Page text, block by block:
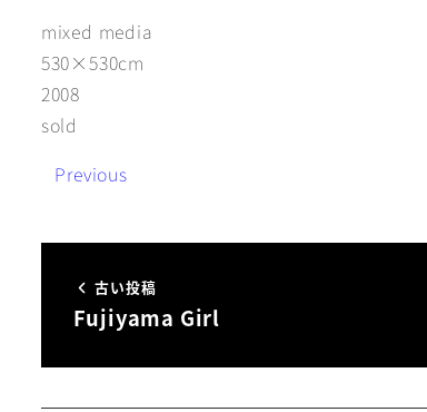
mixed media
530×530cm
2008
sold
Previous
古い投稿
Fujiyama Girl